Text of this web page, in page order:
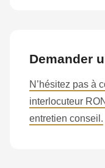
Demander
N’hésitez pas à
interlocuteur
entretien conseil.